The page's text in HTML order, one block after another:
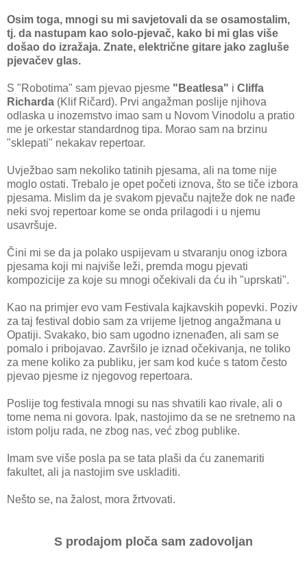
Osim toga, mnogi su mi savjetovali da se osamostalim,
tj. da nastupam kao solo-pjevač, kako bi mi glas više
došao do izražaja. Znate, električne gitare jako zagluše
pjevačev glas.
S "Robotima" sam pjevao pjesme "Beatlesa" i Cliffa
Richarda (Klif Ričard). Prvi angažman poslije njihova
odlaska u inozemstvo imao sam u Novom Vinodolu a pratio
me je orkestar standardnog tipa. Morao sam na brzinu
"sklepati" nekakav repertoar.
Uvježbao sam nekoliko tatinih pjesama, ali na tome nije
moglo ostati. Trebalo je opet početi iznova, što se tiče izbora
pjesama. Mislim da je svakom pjevaču najteže dok ne nađe
neki svoj repertoar kome se onda prilagodi i u njemu
usavršuje.
Čini mi se da ja polako uspijevam u stvaranju onog izbora
pjesama koji mi najviše leži, premda mogu pjevati
kompozicije za koje su mnogi očekivali da ću ih "uprskati".
Kao na primjer evo vam Festivala kajkavskih popevki. Poziv
za taj festival dobio sam za vrijeme ljetnog angažmana u
Opatiji. Svakako, bio sam ugodno iznenađen, ali sam se
pomalo i pribojavao. Završilo je iznad očekivanja, ne toliko
za mene koliko za publiku, jer sam kod kuće s tatom često
pjevao pjesme iz njegovog repertoara.
Poslije tog festivala mnogi su nas shvatili kao rivale, ali o
tome nema ni govora. Ipak, nastojimo da se ne sretnemo na
istom polju rada, ne zbog nas, već zbog publike.
Imam sve više posla pa se tata plaši da ću zanemariti
fakultet, ali ja nastojim sve uskladiti.
Nešto se, na žalost, mora žrtvovati.
S prodajom ploča sam zadovoljan